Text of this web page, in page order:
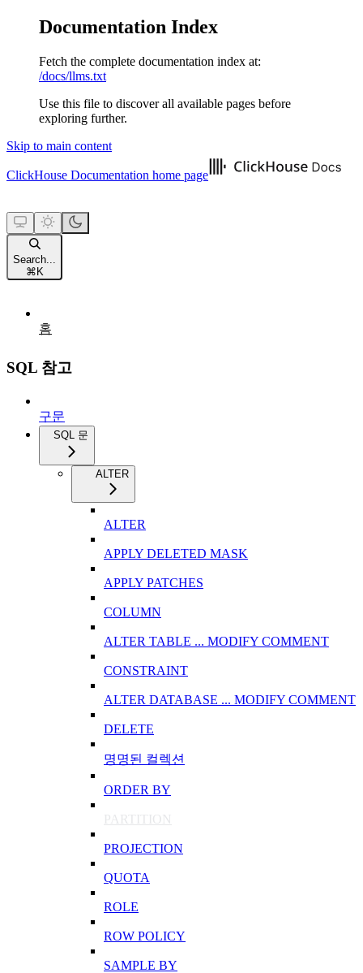
Documentation Index
Fetch the complete documentation index at:
/docs/llms.txt
Use this file to discover all available pages before
exploring further.
Skip to main content
ClickHouse Documentation home page
Search...
⌘ K
홈
SQL 참고
구문
SQL 문
ALTER
ALTER
APPLY DELETED MASK
APPLY PATCHES
COLUMN
ALTER TABLE ... MODIFY COMMENT
CONSTRAINT
ALTER DATABASE ... MODIFY COMMENT
DELETE
명명된 컬렉션
ORDER BY
PARTITION
PROJECTION
QUOTA
ROLE
ROW POLICY
SAMPLE BY